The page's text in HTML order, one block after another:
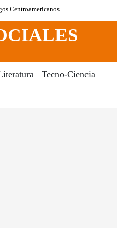
Centroamericanos
Tecno-Ciencia